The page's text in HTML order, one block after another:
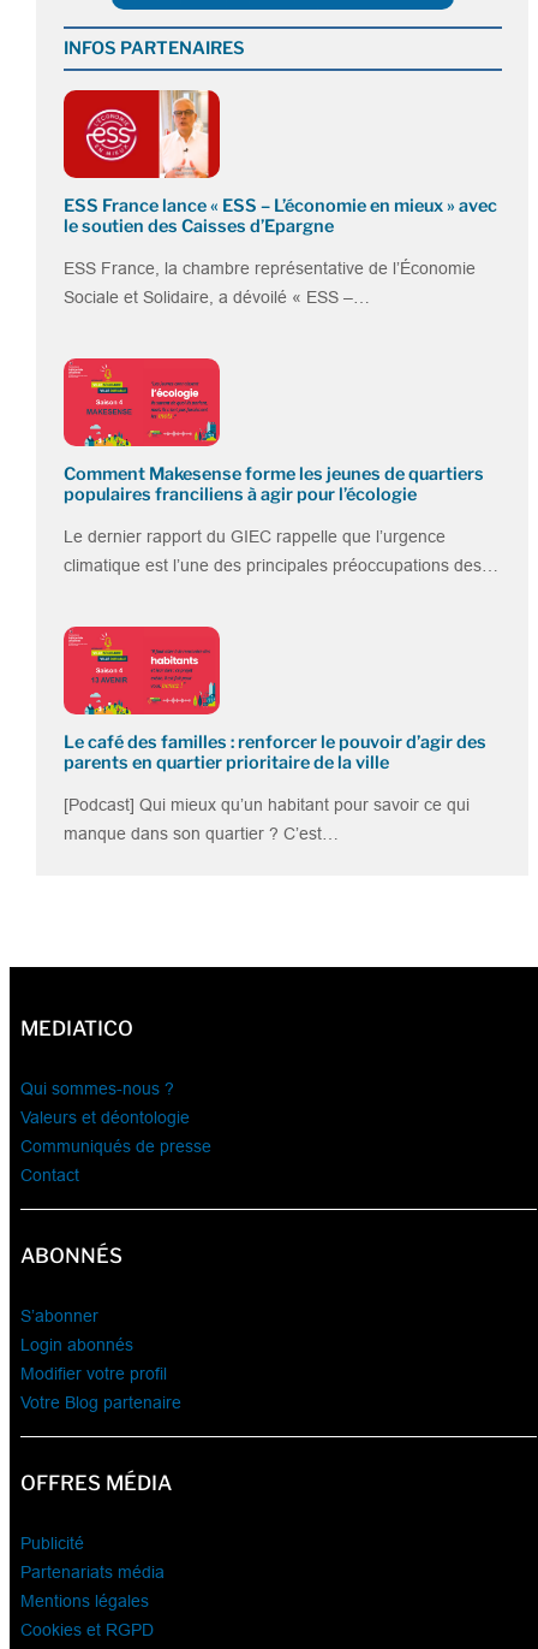
INFOS PARTENAIRES
ESS France lance « ESS – L’économie en mieux » avec
le soutien des Caisses d’Epargne
ESS France, la chambre représentative de l’Économie
Sociale et Solidaire, a dévoilé « ESS –…
Comment Makesense forme les jeunes de quartiers
populaires franciliens à agir pour l’écologie
Le dernier rapport du GIEC rappelle que l’urgence
climatique est l’une des principales préoccupations des…
Le café des familles : renforcer le pouvoir d’agir des
parents en quartier prioritaire de la ville
[Podcast] Qui mieux qu’un habitant pour savoir ce qui
manque dans son quartier ? C’est…
MEDIATICO
Qui sommes-nous ?
Valeurs et déontologie
Communiqués de presse
Contact
ABONNÉS
S’abonner
Login abonnés
Modifier votre profil
Votre Blog partenaire
OFFRES MÉDIA
Publicité
Partenariats média
Mentions légales
Cookies et RGPD